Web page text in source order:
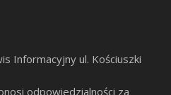
Informacyjny ul. Kościuszki
odpowiedzialności za